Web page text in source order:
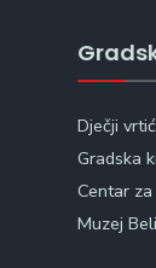
Dječji
Gradska
Centar
Muzej